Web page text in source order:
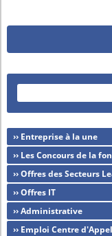
›› Entreprise à la une
›› Les Concours de la
›› Offres des Secteurs
›› Offres IT
›› Administrative
›› Emploi Centre d'Appel